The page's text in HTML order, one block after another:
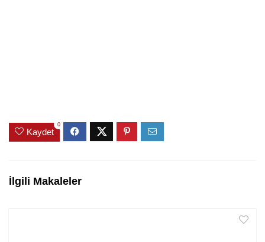
Kaydet
0
İlgili Makaleler